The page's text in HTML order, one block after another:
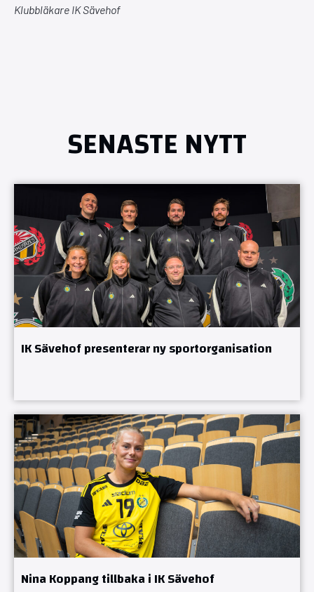
Klubbläkare IK Sävehof
SENASTE NYTT
IK Sävehof presenterar ny sportorganisation
Nina Koppang tillbaka i IK Sävehof